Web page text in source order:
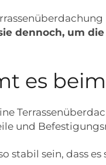
dennoch, um
es
und
stabil sein, dass